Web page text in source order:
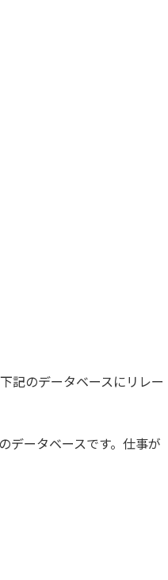
記のデータベースにリレー
データベースです。仕事が